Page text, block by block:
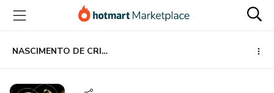
para
conteúdo
principal
para
pagamento
para
rodapé
NASCIMENTO DE CRISTO - POSTER